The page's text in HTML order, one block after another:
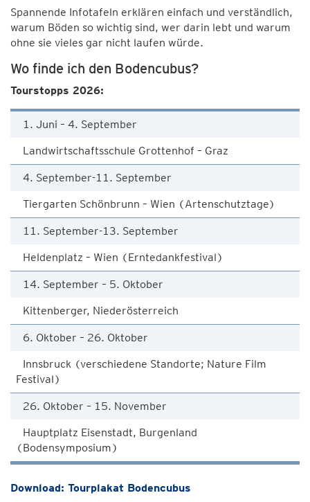
Spannende Infotafeln erklären einfach und verständlich,
warum Böden so wichtig sind, wer darin lebt und warum
ohne sie vieles gar nicht laufen würde.
Wo finde ich den Bodencubus?
Tourstopps 2026:
1. Juni – 4. September
Landwirtschaftsschule Grottenhof – Graz
4. September-11. September
Tiergarten Schönbrunn – Wien (Artenschutztage)
11. September-13. September
Heldenplatz – Wien (Erntedankfestival)
14. September – 5. Oktober
Kittenberger, Niederösterreich
6. Oktober – 26. Oktober
Innsbruck (verschiedene Standorte; Nature Film
Festival)
26. Oktober – 15. November
Hauptplatz Eisenstadt, Burgenland
(Bodensymposium)
Download: Tourplakat Bodencubus